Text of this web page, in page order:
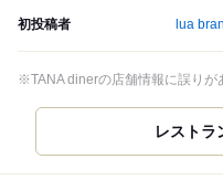
初投稿者 lua
※TANA dinerの店舗情報に誤りが
レストラ